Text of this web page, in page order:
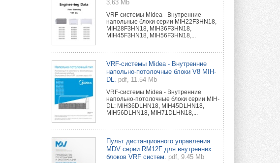
3.63 Mb
VRF-системы Midea - Внутренние
напольные блоки серии MIH22F3HN18,
MIH28F3HN18, MIH36F3HN18,
MIH45F3HN18, MIH56F3HN18,...
VRF-системы Midea - Внутренние
напольно-потолочные блоки V8 MIH-
DL.
pdf, 11.54 Mb
VRF-системы Midea - Внутренние
напольно-потолочные блоки серии MIH-
DL: MIH36DLHN18, MIH45DLHN18,
MIH56DLHN18, MIH71DLHN18,...
Пульт дистанционного управления
MDV серии RM12F для внутренних
блоков VRF систем.
pdf, 9.45 Mb